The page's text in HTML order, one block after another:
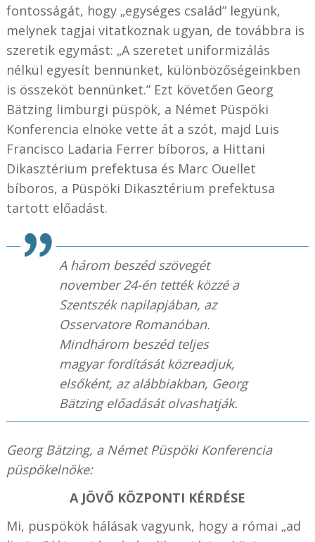
fontosságát, hogy „egységes család” legyünk,
melynek tagjai vitatkoznak ugyan, de továbbra is
szeretik egymást: „A szeretet uniformizálás
nélkül egyesít bennünket, különbözőségeinkben
is összeköt bennünket.” Ezt követően Georg
Bätzing limburgi püspök, a Német Püspöki
Konferencia elnöke vette át a szót, majd Luis
Francisco Ladaria Ferrer bíboros, a Hittani
Dikasztérium prefektusa és Marc Ouellet
bíboros, a Püspöki Dikasztérium prefektusa
tartott előadást.
A három beszéd szövegét
november 24-én tették közzé a
Szentszék napilapjában, az
Osservatore Romanóban.
Mindhárom beszéd teljes
magyar fordítását közreadjuk,
elsőként, az alábbiakban, Georg
Bätzing előadását olvashatják.
Georg Bätzing, a Német Püspöki Konferencia
püspökelnöke:
A JÖVŐ KÖZPONTI KÉRDÉSE
Mi, püspökök hálásak vagyunk, hogy a római „ad